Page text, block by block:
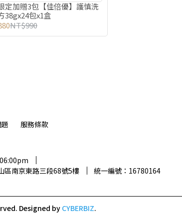
定加贈3包【佳倍優】護慎洗
38gx24包x1盒
NT$990
服務條款
區南京東路三段68號5樓
統一編號：16780164
Designed by CYBERBIZ.